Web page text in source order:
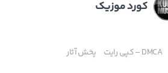
کورد موزیک
DMCA – کپی رایت پخش آثار